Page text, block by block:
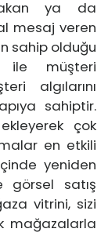
ya da
mesaj veren
sahip olduğu
ile müşteri
algılarını
sahiptir.
çok
en etkili
yeniden
görsel satış
vitrini, sizi
mağazalarla